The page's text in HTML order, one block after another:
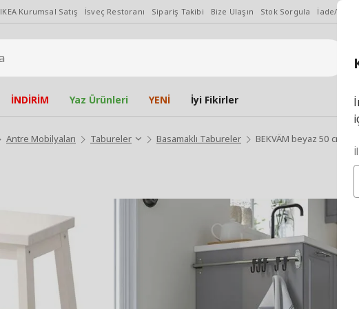
IKEA Kurumsal Satış İsveç Restoranı Sipariş Takibi Bize Ulaşın Stok Sorgula İade/
İNDİRİM Yaz Ürünleri YENİ İyi Fikirler
Antre Mobilyaları Tabureler Basamaklı Tabureler BEKVÄM beyaz 50 cm